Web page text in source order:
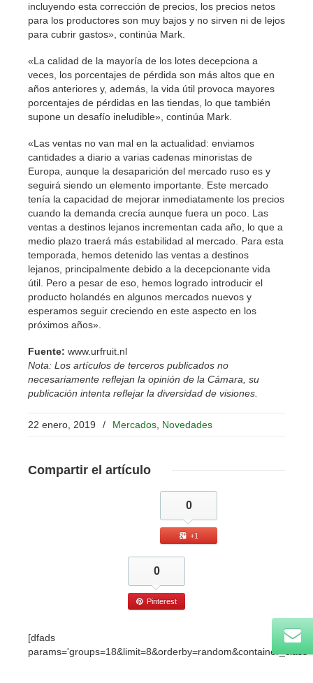
incluyendo esta corrección de precios, los precios netos
para los productores son muy bajos y no sirven ni de lejos
para cubrir gastos», continúa Mark.
«La calidad de la mayoría de los lotes decepciona a
veces, los porcentajes de pérdida son más altos que en
años anteriores y, además, la vida útil provoca mayores
porcentajes de pérdidas en las tiendas, lo que también
supone un desafío ineludible», continúa Mark.
«Las ventas no van mal en la actualidad: enviamos
cantidades a diario a varias cadenas minoristas de
Europa, aunque la desaparición del mercado ruso es y
seguirá siendo un elemento importante. Este mercado
tenía la capacidad de mejorar inmediatamente los precios
cuando la demanda crecía aunque fuera un poco. Las
ventas a destinos lejanos incrementan cada año, lo que a
medio plazo traerá más estabilidad al mercado. Para esta
temporada, hemos detenido las ventas a destinos
lejanos, principalmente debido a la decepcionante vida
útil. Pero a pesar de eso, hemos logrado introducir el
producto holandés en algunos mercados nuevos y
esperamos seguir creciendo en este aspecto en los
próximos años».
Fuente: www.urfruit.nl
Nota: Los artículos de terceros publicados no
necesariamente reflejan la opinión de la Cámara, su
publicación intenta reflejar la diversidad de visiones.
22 enero, 2019 / Mercados Novedades
Compartir el artículo
0
+1
0
Pinterest
[dfads